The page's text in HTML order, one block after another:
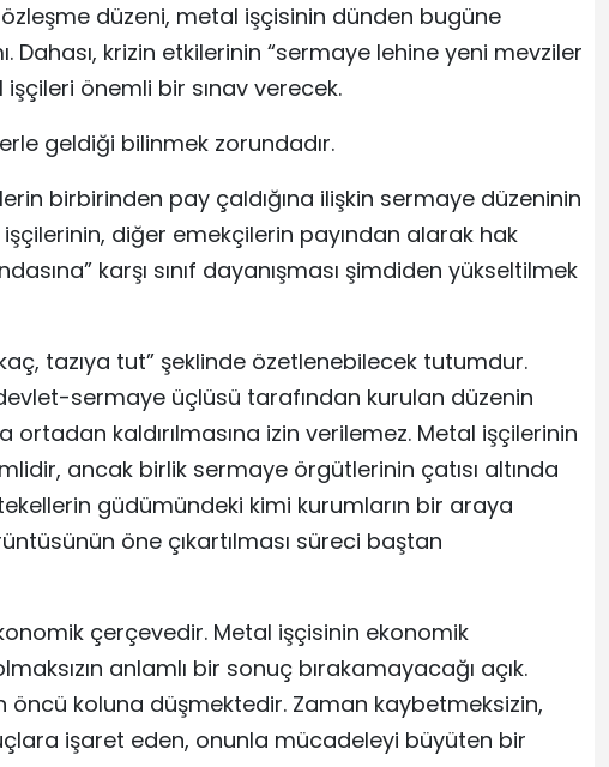
düzeni, metal işçisinin dünden bugüne
Dahası, krizin etkilerinin “sermaye lehine yeni mevziler
işçileri önemli bir sınav verecek.
geldiği bilinmek zorundadır.
birbirinden pay çaldığına ilişkin sermaye düzeninin
diğer emekçilerin payından alarak hak
karşı sınıf dayanışması şimdiden yükseltilmek
tazıya tut” şeklinde özetlenebilecek tutumdur.
sermaye üçlüsü tarafından kurulan düzenin
ortadan kaldırılmasına izin verilemez. Metal işçilerinin
ancak birlik sermaye örgütlerinin çatısı altında
güdümündeki kimi kurumların bir araya
öne çıkartılması süreci baştan
çerçevedir. Metal işçisinin ekonomik
anlamlı bir sonuç bırakamayacağı açık.
öncü koluna düşmektedir. Zaman kaybetmeksizin,
işaret eden, onunla mücadeleyi büyüten bir